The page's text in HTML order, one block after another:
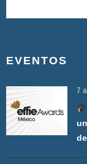
EVENTOS
7